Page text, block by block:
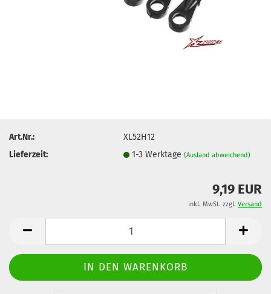
Art.Nr.:
XL52H12
Lieferzeit:
1-3 Werktage(Ausland abweichend)
9,19 EUR
inkl. MwSt. zzgl. Versand